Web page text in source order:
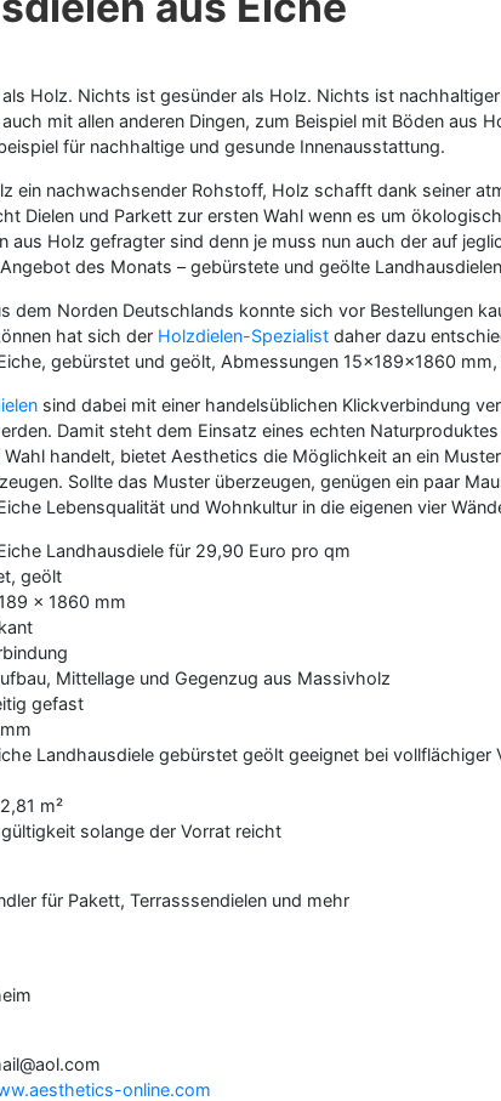
Holz. Nichts ist gesünder als Holz. Nichts ist
mit allen anderen Dingen, zum Beispiel mit Böden aus
für nachhaltige und gesunde Innenausstattung.
ein nachwachsender Rohstoff, Holz schafft dank seiner
Dielen und Parkett zur ersten Wahl wenn es um
aus Holz gefragter sind denn je muss nun auch der auf
des Monats – gebürstete und geölte
dem Norden Deutschlands konnte sich vor Bestellungen
hat sich der Holzdielen-Spezialist daher dazu
gebürstet und geölt, Abmessungen 15x189x1860
sind dabei mit einer handelsüblichen Klickverbindung
Damit steht dem Einsatz eines echten
handelt, bietet Aesthetics die Möglichkeit an ein
Sollte das Muster überzeugen, genügen ein paar
Lebensqualität und Wohnkultur in die eigenen vier
Landhausdiele für 29,90 Euro pro qm
geölt
x 1860 mm
Mittellage und Gegenzug aus Massivholz
gefast
Landhausdiele gebürstet geölt geeignet bei
m²
solange der Vorrat reicht
für Pakett, Terrasssendielen und mehr
online.com